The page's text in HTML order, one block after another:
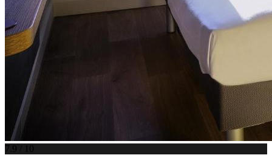
7.9 / 10